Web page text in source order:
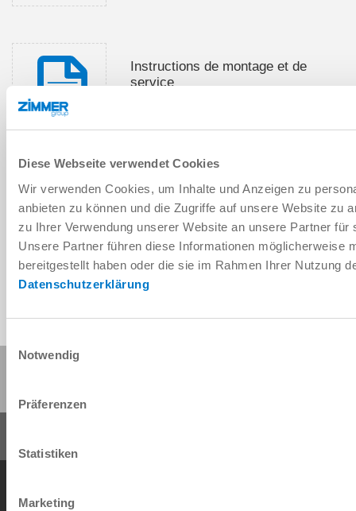
Diese Webseite verwendet Cookies
Wir verwenden Cookies, um Inhalte und Anzeigen zu
anbieten zu können und die Zugriffe auf unsere Website zu
zu Ihrer Verwendung unserer Website an unsere Partner
Unsere Partner führen diese Informationen möglicherweise
bereitgestellt haben oder die sie im Rahmen Ihrer Nutzung
Datenschutzerklärung
Notwendig
Präferenzen
Statistiken
Marketing
Instructions de montage et de
service
Télécharger les données de CAO
Télécharger